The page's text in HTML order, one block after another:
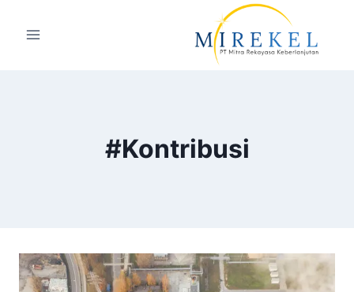
#Kontribusi